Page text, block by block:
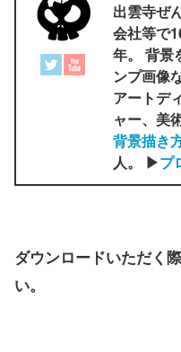
出雲寺ぜ
会社等で
年。 背景
ンプ画像
アートデ
ャー、美
背景描き
人。 ▶プ
ダウンロードいただく
い。